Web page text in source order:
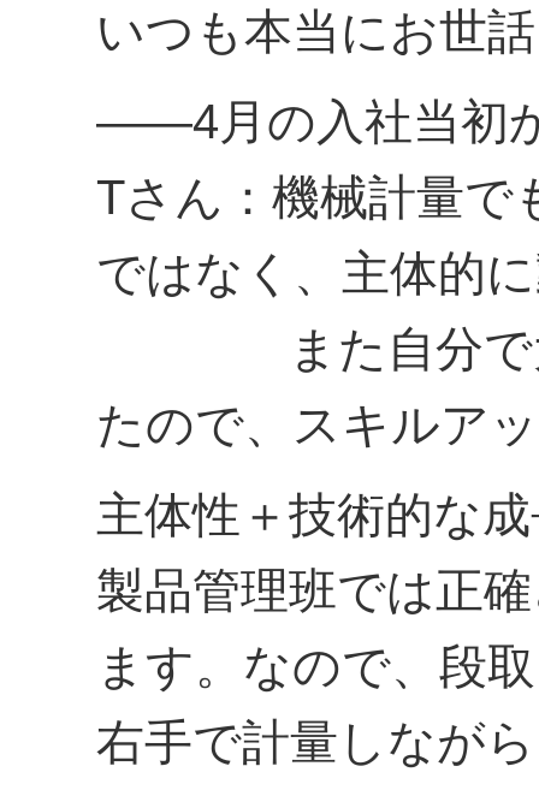
いつも本当にお世
――4月の入社当初
Tさん：機械計量で
ではなく、主体的
また自分で大
たので、スキルア
主体性＋技術的な
製品管理班では正
ます。なので、段
右手で計量しなが